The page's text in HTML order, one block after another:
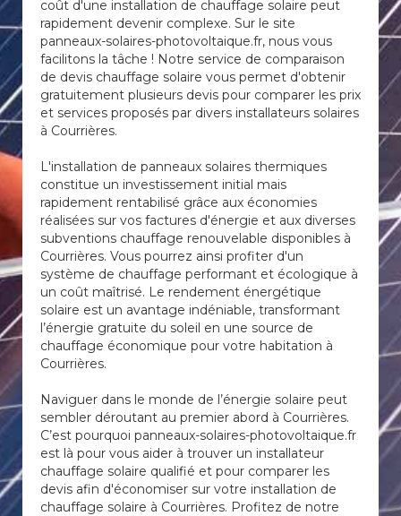
coût d'une installation de chauffage solaire peut
rapidement devenir complexe. Sur le site
panneaux-solaires-photovoltaique.fr, nous vous
facilitons la tâche ! Notre service de comparaison
de devis chauffage solaire vous permet d'obtenir
gratuitement plusieurs devis pour comparer les prix
et services proposés par divers installateurs solaires
à Courrières.
L'installation de panneaux solaires thermiques
constitue un investissement initial mais
rapidement rentabilisé grâce aux économies
réalisées sur vos factures d'énergie et aux diverses
subventions chauffage renouvelable disponibles à
Courrières. Vous pourrez ainsi profiter d'un
système de chauffage performant et écologique à
un coût maîtrisé. Le rendement énergétique
solaire est un avantage indéniable, transformant
l’énergie gratuite du soleil en une source de
chauffage économique pour votre habitation à
Courrières.
Naviguer dans le monde de l’énergie solaire peut
sembler déroutant au premier abord à Courrières.
C’est pourquoi panneaux-solaires-photovoltaique.fr
est là pour vous aider à trouver un installateur
chauffage solaire qualifié et pour comparer les
devis afin d'économiser sur votre installation de
chauffage solaire à Courrières. Profitez de notre